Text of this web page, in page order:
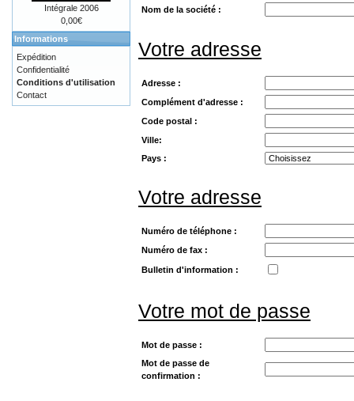
Nom de la société :
Votre adresse
Adresse :
Complément d'adresse :
Code postal :
Ville:
Pays :
Votre adresse
Numéro de téléphone :
Numéro de fax :
Bulletin d'information :
Votre mot de passe
Mot de passe :
Mot de passe de
confirmation :
Intégrale 2006
0,00€
Informations
Expédition
Confidentialité
Conditions d'utilisation
Contact